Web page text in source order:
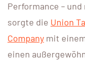
Performance –
sorgte die Union
Company mit
einen